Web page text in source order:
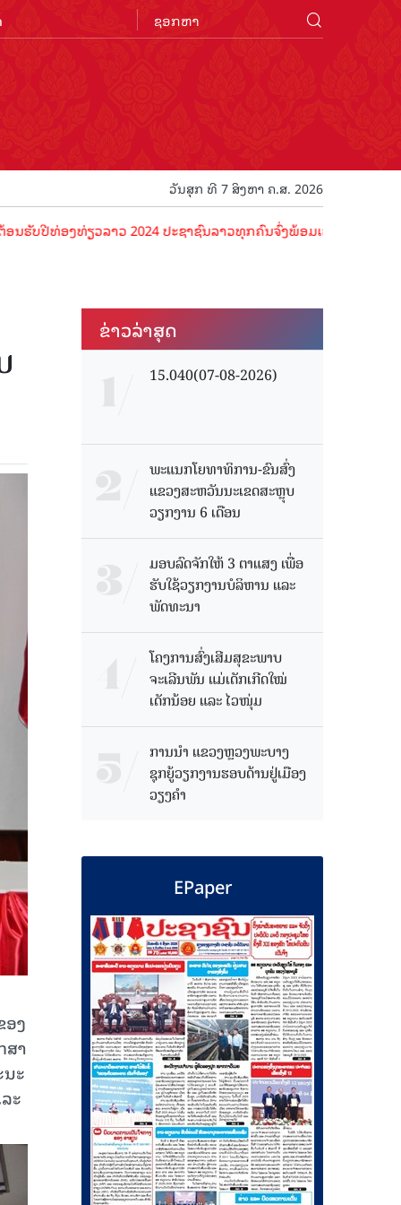
ວັນສຸກ ທີ 7 ສິງຫາ ຄ.ສ. 2026
ງທ່ຽວລາວ 2024 ປະຊາຊົນລາວທຸກຄົນຈົ່ງພ້ອມເປັນເຈົ້າພາບທີ່ດີ ຕ້ອນຮັ
ງ
າ
ະ
ະ
ຂ່າວ​ລ່າ​ສຸດ
15.040(07-08-2026)
ພະແນກໂຍທາທິການ-ຂົນສົ່ງ
ແຂວງສະຫວັນນະເຂດສະຫຼຸບ
ວຽກງານ 6 ເດືອນ
ມອບລົດຈັກໃຫ້ 3 ຕາແສງ ເພື່ອ
ຮັບໃຊ້ວຽກງານບໍລິຫານ ແລະ
ພັດທະນາ
ໂຄງການສົ່ງເສີມສຸຂະພາບ
ຈະເລີນພັນ ແມ່ເດັກເກີດໃໝ່
ເດັກນ້ອຍ ແລະ ໄວໜຸ່ມ
ການນຳ ແຂວງຫຼວງພະບາງ
ຊຸກຍູ້ວຽກງານຮອບດ້ານຢູ່ເມືອງ
ວຽງຄໍາ
EPaper